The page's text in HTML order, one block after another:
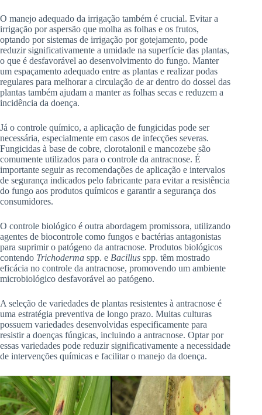
O manejo adequado da irrigação também é crucial. Evitar a
irrigação por aspersão que molha as folhas e os frutos,
optando por sistemas de irrigação por gotejamento, pode
reduzir significativamente a umidade na superfície das plantas,
o que é desfavorável ao desenvolvimento do fungo. Manter
um espaçamento adequado entre as plantas e realizar podas
regulares para melhorar a circulação de ar dentro do dossel das
plantas também ajudam a manter as folhas secas e reduzem a
incidência da doença.
Já o controle químico, a aplicação de fungicidas pode ser
necessária, especialmente em casos de infecções severas.
Fungicidas à base de cobre, clorotalonil e mancozebe são
comumente utilizados para o controle da antracnose. É
importante seguir as recomendações de aplicação e intervalos
de segurança indicados pelo fabricante para evitar a resistência
do fungo aos produtos químicos e garantir a segurança dos
consumidores.
O controle biológico é outra abordagem promissora, utilizando
agentes de biocontrole como fungos e bactérias antagonistas
para suprimir o patógeno da antracnose. Produtos biológicos
contendo Trichoderma spp. e Bacillus spp. têm mostrado
eficácia no controle da antracnose, promovendo um ambiente
microbiológico desfavorável ao patógeno.
A seleção de variedades de plantas resistentes à antracnose é
uma estratégia preventiva de longo prazo. Muitas culturas
possuem variedades desenvolvidas especificamente para
resistir a doenças fúngicas, incluindo a antracnose. Optar por
essas variedades pode reduzir significativamente a necessidade
de intervenções químicas e facilitar o manejo da doença.